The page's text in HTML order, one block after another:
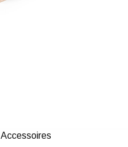
Accessoires